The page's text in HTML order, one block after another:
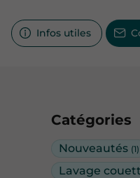
Infos utiles
Catégories
Nouveautés (1)
Lavage